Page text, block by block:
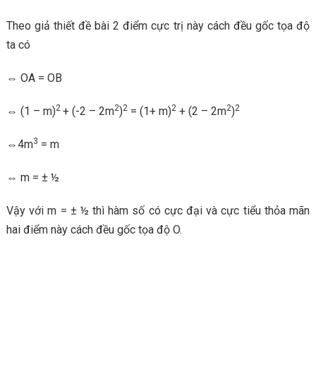
Theo giả thiết đề bài 2 điểm cực trị này cách đều gốc tọa độ
ta có
⇔ OA = OB
⇔ (1 – m)2 + (-2 – 2m2)2= (1+ m)2+ (2 – 2m2)2
⇔4m3 = m
⇔ m = ± ½
Vậy với m = ± ½ thì hàm số có cực đại và cực tiểu thỏa mãn
hai điểm này cách đều gốc tọa độ O.